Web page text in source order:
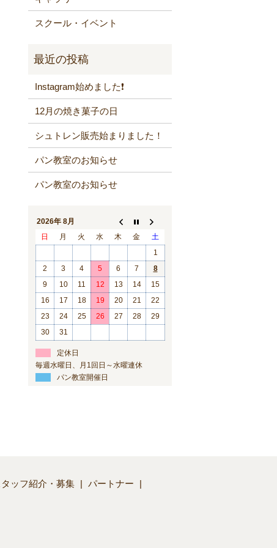
スクール・イベント
Instagram始めました❗️
12月の焼き菓子の日
シュトレン販売始まりました！
パン教室のお知らせ
パン教室のお知らせ
2026年 8月
日
月 火 水 木 金
土
1
2
3 4 5 6 7
8
9
10 11 12 13 14
15
16
17 18 19 20 21
22
23
24 25 26 27 28
29
30
31
定休日
毎週水曜日、月1回日～水曜連休
パン教室開催日
タッフ紹介・募集
パートナー